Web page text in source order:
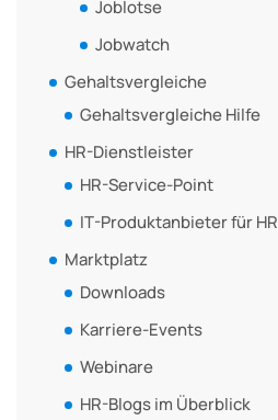
Joblotse
Jobwatch
Gehaltsvergleiche
Gehaltsvergleiche Hilfe
HR-Dienstleister
HR-Service-Point
IT-Produktanbieter für HR
Marktplatz
Downloads
Karriere-Events
Webinare
HR-Blogs im Überblick